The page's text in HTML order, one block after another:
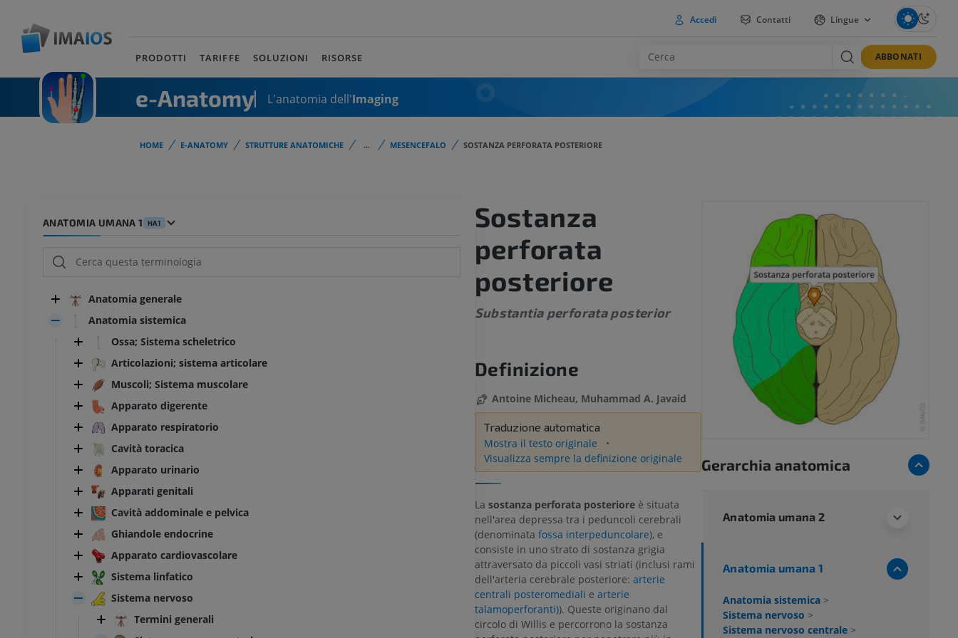
Accedi Contatti Lingue
PRODOTTI TARIFFE SOLUZIONI RISORSE ABBONATI
e-Anatomy L'anatomia dell'Imaging
HOME E-ANATOMY STRUTTURE ANATOMICHE ... MESENCEFALO SOSTANZA PERFORATA POSTERIORE
ANATOMIA UMANA 1 HA1
Anatomia generale
Anatomia sistemica
Ossa; Sistema scheletrico
Articolazioni; sistema articolare
Muscoli; Sistema muscolare
Apparato digerente
Apparato respiratorio
Cavità toracica
Apparato urinario
Apparati genitali
Cavità addominale e pelvica
Ghiandole endocrine
Apparato cardiovascolare
Sistema linfatico
Sistema nervoso
Termini generali
Sostanza
perforata
posteriore
Substantia perforata posterior
Definizione
Antoine Micheau, Muhammad A. Javaid
Traduzione automatica
Mostra il testo originale
Visualizza sempre la definizione originale
La sostanza perforata posterioreè situata
nell'area depressa tra i peduncoli cerebrali
(denominata fossa interpeduncolare), e
consiste in uno strato di sostanza grigia
attraversato da piccoli vasi striati (inclusi rami
dell'arteria cerebrale posteriore: arterie
centrali posteromediali e arterie
talamoperforanti)). Queste originano dal
circolo di Willis e percorrono la sostanza
Gerarchia anatomica
Anatomia umana 2
Anatomia umana 1
Anatomia sistemica >
Sistema nervoso >
Sistema nervoso centrale >